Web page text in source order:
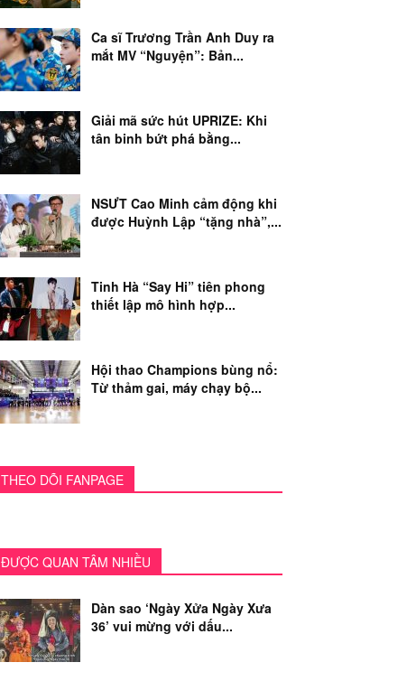
Ca sĩ Trương Trần Anh Duy ra
mắt MV “Nguyện”: Bản...
Giải mã sức hút UPRIZE: Khi
tân binh bứt phá bằng...
NSƯT Cao Minh cảm động khi
được Huỳnh Lập “tặng nhà”,...
Tinh Hà “Say Hi” tiên phong
thiết lập mô hình hợp...
Hội thao Champions bùng nổ:
Từ thảm gai, máy chạy bộ...
THEO DÕI FANPAGE
ĐƯỢC QUAN TÂM NHIỀU
Dàn sao ‘Ngày Xửa Ngày Xưa
36’ vui mừng với dấu...